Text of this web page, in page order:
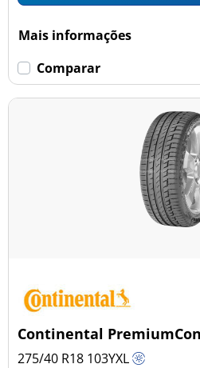
Mais informações
Comparar
Continental
275/40 R18 103YXL